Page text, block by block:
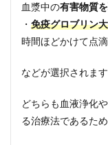
血漿中の有害物質
・ 免疫グロブリン
時間ほどかけて点
などが選択されます
どちらも血液浄化
る治療法であるため